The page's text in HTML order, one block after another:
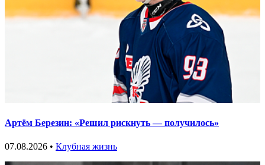
Артём Березин: «Решил рискнуть — получилось»
07.08.2026 • Клубная жизнь